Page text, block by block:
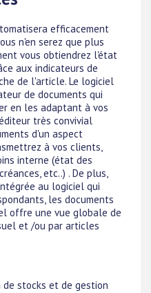
efficacement
n'en serez que plus
vous obtiendrez l'état
aux indicateurs de
de l'article. Le logiciel
de documents qui
en les adaptant à vos
très convivial
d'un aspect
à vos clients,
interne (état des
etc..) . De plus,
au logiciel qui
les documents
offre une vue globale de
et /ou par articles
stocks et de gestion